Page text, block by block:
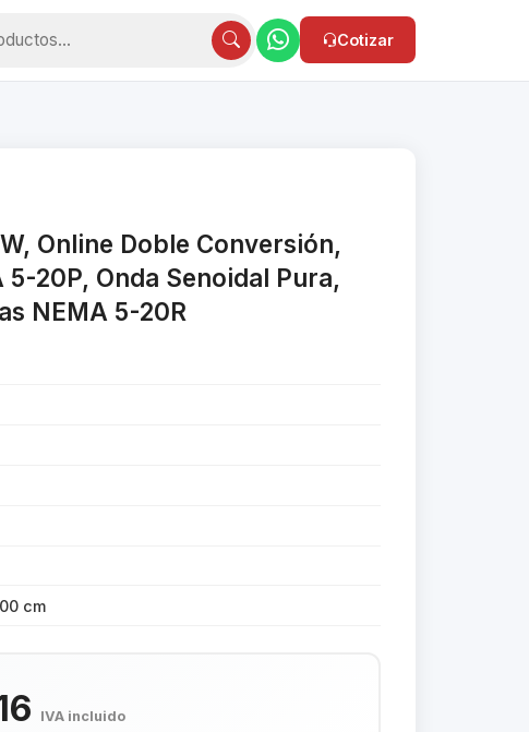
Cotizar
Online Doble Conversión,
5-20P, Onda Senoidal Pura,
NEMA 5-20R
cm
IVA incluido